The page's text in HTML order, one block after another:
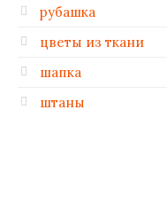
рубашка
цветы из ткани
шапка
штаны